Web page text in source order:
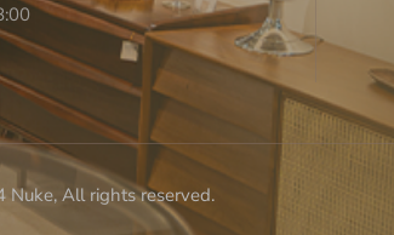
Nuke, All rights reserved.